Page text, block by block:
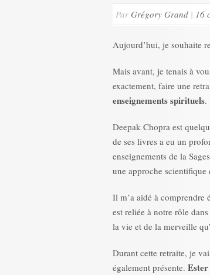
Par Grégory Grand | 16
Aujourd’hui, je souhaite
Mais avant, je tenais à
exactement, faire une
enseignements spirituels.
Deepak Chopra est
de ses livres a eu un
enseignements de la
une approche
Il m’a aidé à comprendre
est reliée à notre rôle
la vie et de la merveille
Durant cette retraite, je
également présente.